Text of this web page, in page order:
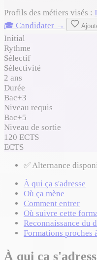
Profils des métiers visés :
🎓 Candidater →
Initial
Rythme
Sélectif
Sélectivité
2 ans
Durée
Bac+3
Niveau requis
Bac+5
Niveau de sortie
120 ECTS
ECTS
✅ Alternance
À qui ça s'adresse
Où ça mène
Comment entrer
Où suivre cette
Reconnaissance du
Formations proches
À qui ça